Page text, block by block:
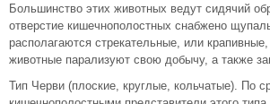
Большинство этих животных ведут сидячий
отверстие кишечнополостных снабжено
располагаются стрекательные, или
животные парализуют свою добычу, а также
Тип Черви (плоские, круглые, кольчатые). По